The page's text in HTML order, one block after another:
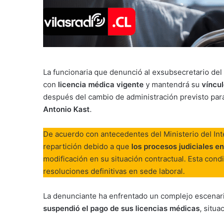
La funcionaria que denunció al exsubsecretario
con licencia médica vigente y mantendrá su
después del cambio de administración previsto
Antonio Kast.
De acuerdo con antecedentes del Ministerio del
repartición debido a que los procesos judiciales
modificación en su situación contractual. Esta
resoluciones definitivas en sede laboral.
La denunciante ha enfrentado un complejo
suspendió el pago de sus licencias médicas,